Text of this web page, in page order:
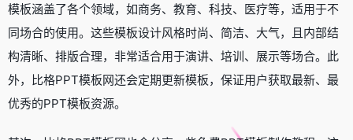
模板涵盖了各个领域，如商务、教育、科技、医疗等，适用于不
同场合的使用。这些模板设计风格时尚、简洁、大气，且内部结
构清晰、排版合理，非常适合用于演讲、培训、展示等场合。此
外，比格PPT模板网还会定期更新模板，保证用户获取最新、最
优秀的PPT模板资源。